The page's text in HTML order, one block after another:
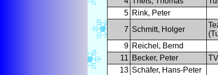
5 Rink, Peter
7 Schmitt, Holger
9 Reichel, Bernd
11 Becker, Peter
13 Schäfer, Hans-Peter